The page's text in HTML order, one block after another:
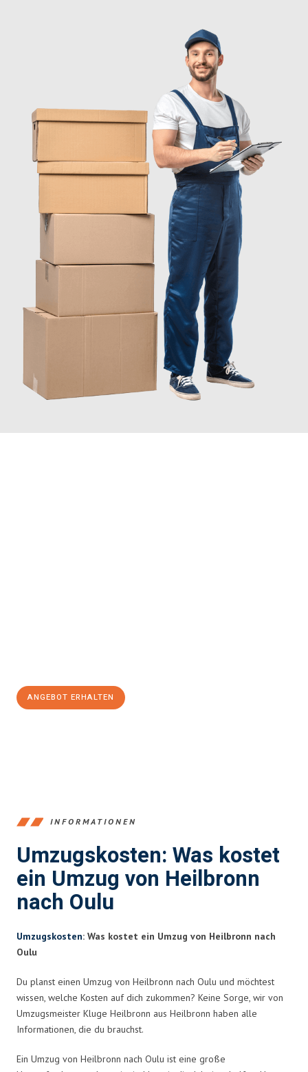
ANGEBOT ERHALTEN
INFORMATIONEN
Umzugskosten: Was kostet
ein Umzug von Heilbronn
nach Oulu
Umzugskosten: Was kostet ein Umzug von Heilbronn nach
Oulu
Du planst einen Umzug von Heilbronn nach Oulu und möchtest
wissen, welche Kosten auf dich zukommen? Keine Sorge, wir von
Umzugsmeister Kluge Heilbronn aus Heilbronn haben alle
Informationen, die du brauchst.
Ein Umzug von Heilbronn nach Oulu ist eine große